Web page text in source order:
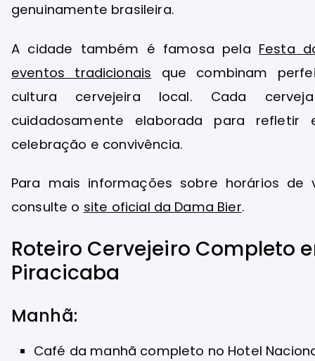
genuinamente brasileira.
A cidade também é famosa pela Festa
eventos tradicionais que combinam
cultura cervejeira local. Cada
cuidadosamente elaborada para refletir
celebração e convivência.
Para mais informações sobre horários de
consulte o site oficial da Dama Bier.
Roteiro Cervejeiro Completo
Piracicaba
Manhã:
Café da manhã completo no Hotel